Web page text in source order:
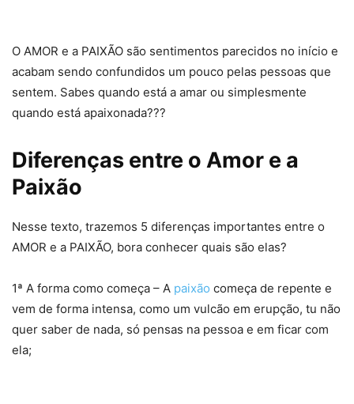
O AMOR e a PAIXÃO são sentimentos parecidos no início e
acabam sendo confundidos um pouco pelas pessoas que
sentem. Sabes quando está a amar ou simplesmente
quando está apaixonada???
Diferenças entre o Amor e a
Paixão
Nesse texto, trazemos 5 diferenças importantes entre o
AMOR e a PAIXÃO, bora conhecer quais são elas?
1ª A forma como começa – A paixão começa de repente e
vem de forma intensa, como um vulcão em erupção, tu não
quer saber de nada, só pensas na pessoa e em ficar com
ela;